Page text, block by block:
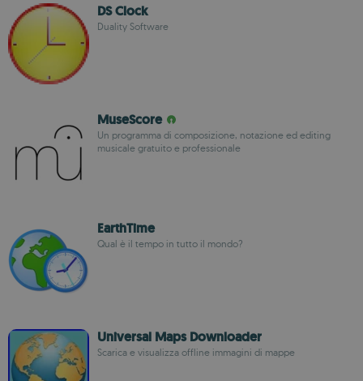
DS Clock
Duality Software
MuseScore
Un programma di composizione, notazione ed editing
musicale gratuito e professionale
EarthTime
Qual è il tempo in tutto il mondo?
Universal Maps Downloader
Scarica e visualizza offline immagini di mappe